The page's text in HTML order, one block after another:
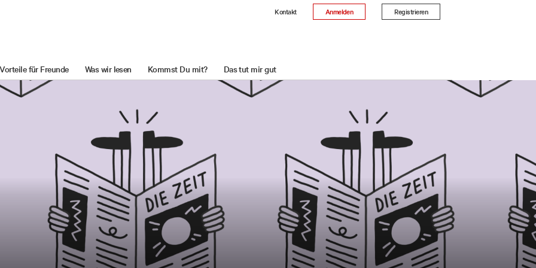
Kontakt Anmelden Registrieren
Vorteile für Freunde Was wir lesen Kommst Du mit? Das tut mir gut